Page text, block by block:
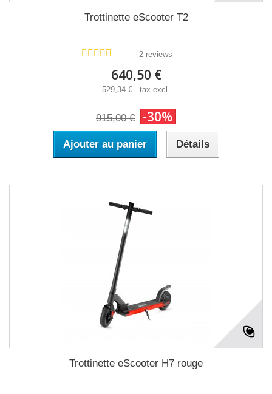
Trottinette eScooter T2
2 reviews
640,50 €
529,34 € tax excl.
915,00 € -30%
Ajouter au panier Détails
Trottinette eScooter H7 rouge